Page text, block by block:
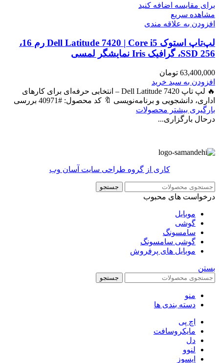
برای مقایسه اضافه کنید
مشاهده سریع
افزودن به علاقه مندی
لپ‌تاپ استوک Dell Latitude 7420 | Core i5 رم 16،
SSD 256، گرافیک Iris نمایشگر لمسی
63,400,000 تومان
افزودن به سبد خرید
🔥 لپ تاپ Dell Latitude 7420 – انتخابی حرفه‌ای برای کارهای
اداری، دانشجویی و برنامه‌نویسی 🔖 کد محصول: #40971 بررسی
بارگیری بیشتر محصولات
درحال بارگزاری...
کاری از گروه طراحی سایت آسان وب
جستجو
درخواست های محبوب
موبایل
گوشی
سامسونگ
گوشی سامسونگ
موبایل های پرفروش
بستن
جستجو
منو
دسته بندی ها
اچ پی
مایکروسافت
دل
لنوو
ایسوز